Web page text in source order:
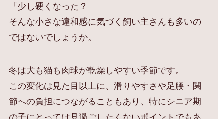
「少し硬くなった？」
そんな小さな違和感に気づく飼い主さんも多いの
ではないでしょうか。
冬は犬も猫も肉球が乾燥しやすい季節です。
この変化は見た目以上に、滑りやすさや足腰・関
節への負担につながることもあり、特にシニア期
の子にとっては見過ごしたくないポイントでもあ